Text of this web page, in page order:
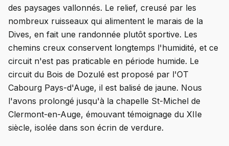
des paysages vallonnés. Le relief, creusé par les
nombreux ruisseaux qui alimentent le marais de la
Dives, en fait une randonnée plutôt sportive. Les
chemins creux conservent longtemps l'humidité, et ce
circuit n'est pas praticable en période humide. Le
circuit du Bois de Dozulé est proposé par l'OT
Cabourg Pays-d'Auge, il est balisé de jaune. Nous
l'avons prolongé jusqu'à la chapelle St-Michel de
Clermont-en-Auge, émouvant témoignage du XIIe
siècle, isolée dans son écrin de verdure.